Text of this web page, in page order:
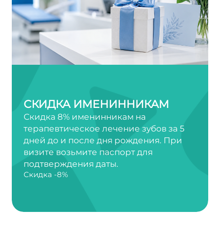
СКИДКА ИМЕНИННИКАМ
Скидка 8% именинникам на
терапевтическое лечение зубов за 5
дней до и после дня рождения. При
визите возьмите паспорт для
подтверждения даты.
Скидка -8%